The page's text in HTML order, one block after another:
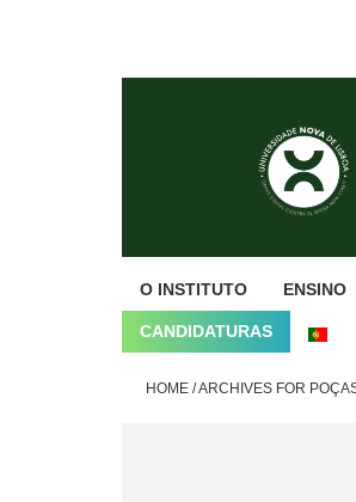
O INSTITUTO ENSINO
CANDIDATURAS
HOME /ARCHIVES FOR